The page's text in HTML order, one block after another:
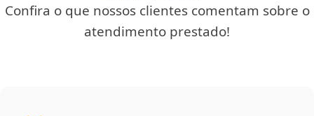
Confira o que nossos clientes comentam sobre o
atendimento prestado!